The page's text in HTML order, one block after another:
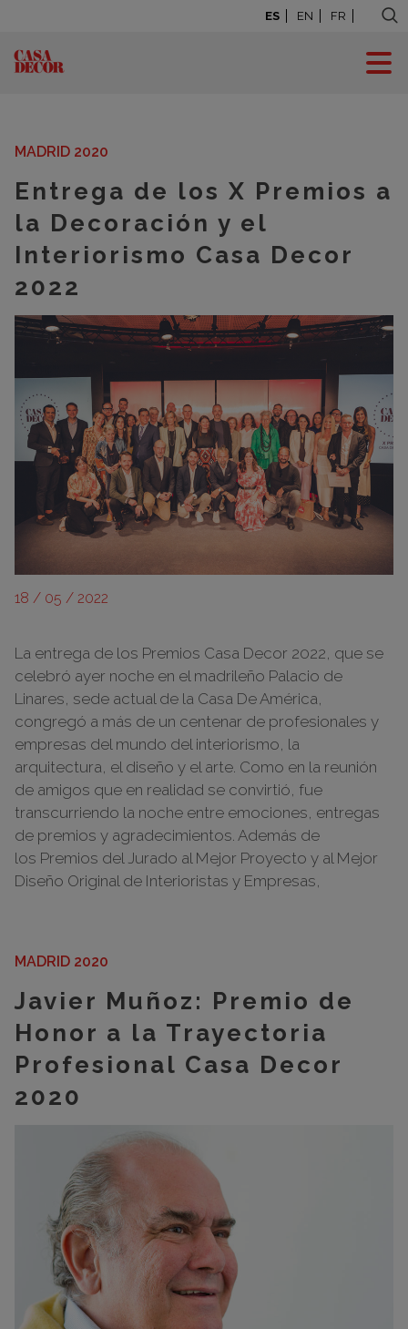
ES EN FR
BLOG: LA CASA SE
MADRID 2020
Entrega de los X Premios a
la Decoración y el
Interiorismo Casa Decor
2022
18 / 05 / 2022
La entrega de los Premios Casa Decor 2022, que se
celebró ayer noche en el madrileño Palacio de
Linares, sede actual de la Casa De América,
congregó a más de un centenar de profesionales y
empresas del mundo del interiorismo, la
arquitectura, el diseño y el arte. Como en la reunión
de amigos que en realidad se convirtió, fue
transcurriendo la noche entre emociones, entregas
de premios y agradecimientos. Además de
los Premios del Jurado al Mejor Proyecto y al Mejor
Diseño Original de Interioristas y Empresas,
MADRID 2020
Javier Muñoz: Premio de
Honor a la Trayectoria
Profesional Casa Decor
2020